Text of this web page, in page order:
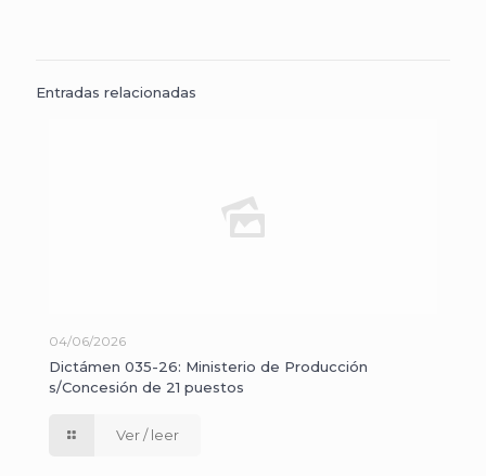
Entradas relacionadas
04/06/2026
Dictámen 035-26: Ministerio de Producción
s/Concesión de 21 puestos
Ver / leer